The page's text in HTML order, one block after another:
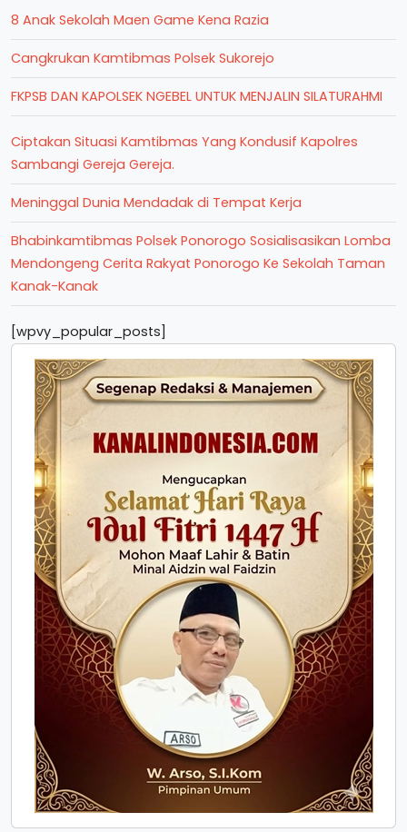
8 Anak Sekolah Maen Game Kena Razia
Cangkrukan Kamtibmas Polsek Sukorejo
FKPSB DAN KAPOLSEK NGEBEL UNTUK MENJALIN SILATURAHMI
Ciptakan Situasi Kamtibmas Yang Kondusif Kapolres
Sambangi Gereja Gereja.
Meninggal Dunia Mendadak di Tempat Kerja
Bhabinkamtibmas Polsek Ponorogo Sosialisasikan Lomba
Mendongeng Cerita Rakyat Ponorogo Ke Sekolah Taman
Kanak-Kanak
[wpvy_popular_posts]